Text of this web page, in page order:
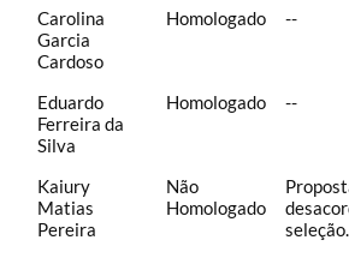
Carolina
Garcia
Cardoso
Homologado --
Eduardo
Ferreira da
Silva
Homologado --
Kaiury
Matias
Pereira
Não
Homologado
seleção.